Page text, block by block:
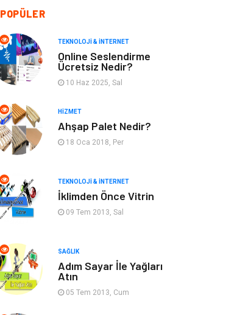
Otomotiv
Yeme & İçme
Spor
Anne & Çocuk
&
Keyif & Hobi
Genel Kültür
Emlak Finans & Ekonomi
Ev İşleri
& Eğlence Taşımacılık
POPÜLER
TEKNOLOJI & İNTERNET
Online Seslendirme
Ücretsiz Nedir?
10 Haz 2025, Sal
HIZMET
Ahşap Palet Nedir?
18 Oca 2018, Per
TEKNOLOJI & İNTERNET
İklimden Önce Vitrin
09 Tem 2013, Sal
SAĞLIK
Adım Sayar İle Yağları
Atın
05 Tem 2013, Cum